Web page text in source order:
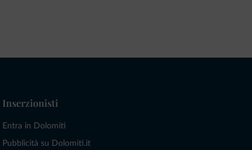
Inserzionisti
Entra in Dolomiti
Pubblicità su Dolomiti.it